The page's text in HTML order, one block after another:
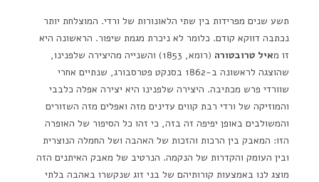
תשע שנים מפרידות בין שתי הלאונורות של ורדי. המוצלחת יותר
נכתבה דווקא קודם. כלומר לא ניכרת מגמת שיפור. הראשונה היא
זו מאיל טרובטורה
(רומא, 1853) והשנייה מהיצירה שלפנינו,
שהוצגה לראשונה ב-1862 בסנקט פטרסבורג, שנתיים אחרי
שוורדי פרש מכתיבה. היצירה שלפנינו היא יצירה אפלה כלבבי
והמוזיקה של ורדי רבת קווים עדינים מזה ואפלים מזה השזורים
והמשולבים באופן יפיפה זה בזה, כי זהו כל הסיפור של האופרה
הזו: המאבק בין הרכות והזכות של האהבה ושל החמלה הנוצרית
ובין העומק והקדרות של הנקמה. הנרטיב של מאבק האיתנים הזה
מוצג לנו באמצעות קורותיהם של בני זוג שנקשרו באהבה בלתי